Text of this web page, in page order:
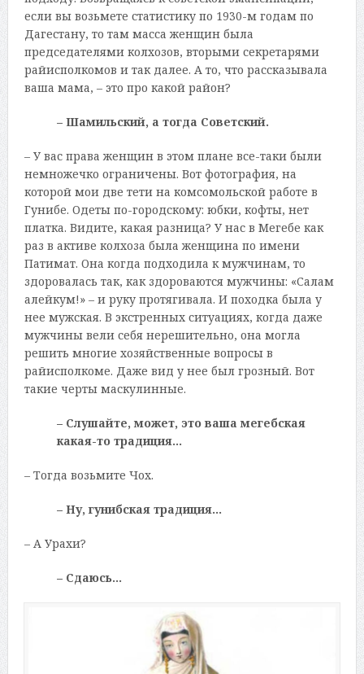
если вы возьмете статистику по 1930-м годам по
Дагестану, то там масса женщин была
председателями колхозов, вторыми секретарями
райисполкомов и так далее. А то, что рассказывала
ваша мама, – это про какой район?
– Шамильский, а тогда Советский.
– У вас права женщин в этом плане все-таки были
немножечко ограничены. Вот фотография, на
которой мои две тети на комсомольской работе в
Гунибе. Одеты по-городскому: юбки, кофты, нет
платка. Видите, какая разница? У нас в Мегебе как
раз в активе колхоза была женщина по имени
Патимат. Она когда подходила к мужчинам, то
здоровалась так, как здороваются мужчины: «Салам
алейкум!» – и руку протягивала. И походка была у
нее мужская. В экстренных ситуациях, когда даже
мужчины вели себя нерешительно, она могла
решить многие хозяйственные вопросы в
райисполкоме. Даже вид у нее был грозный. Вот
такие черты маскулинные.
– Слушайте, может, это ваша мегебская
какая-то традиция…
– Тогда возьмите Чох.
– Ну, гунибская традиция…
– А Урахи?
– Сдаюсь…